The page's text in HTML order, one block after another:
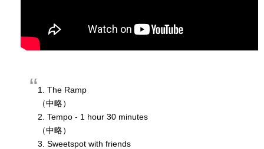
1. The Ramp
（中略）
2. Tempo - 1 hour 30 minutes
（中略）
3. Sweetspot with friends